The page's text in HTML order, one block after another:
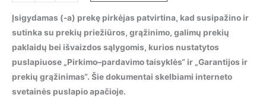
kiekis:
Lubinis
šviestuvas
MOUSE
PL4
BIANCO,
073583
Įsigydamas (-a) prekę pirkėjas patvirtina, kad susipažino ir
sutinka su prekių priežiūros, grąžinimo, galimų prekių
paklaidų bei išvaizdos sąlygomis, kurios nustatytos
puslapiuose „Pirkimo–pardavimo taisyklės“ ir „Garantijos ir
prekių grąžinimas“. Šie dokumentai skelbiami interneto
svetainės puslapio apačioje.